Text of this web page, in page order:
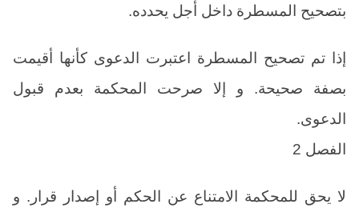
بتصحيح المسطرة داخل أجل يحدده.
إذا تم تصحيح المسطرة اعتبرت الدعوى كأنها أقيمت
بصفة صحيحة. و إلا صرحت المحكمة بعدم قبول
الدعوى.
الفصل 2
لا يحق للمحكمة الامتناع عن الحكم أو إصدار قرار. و